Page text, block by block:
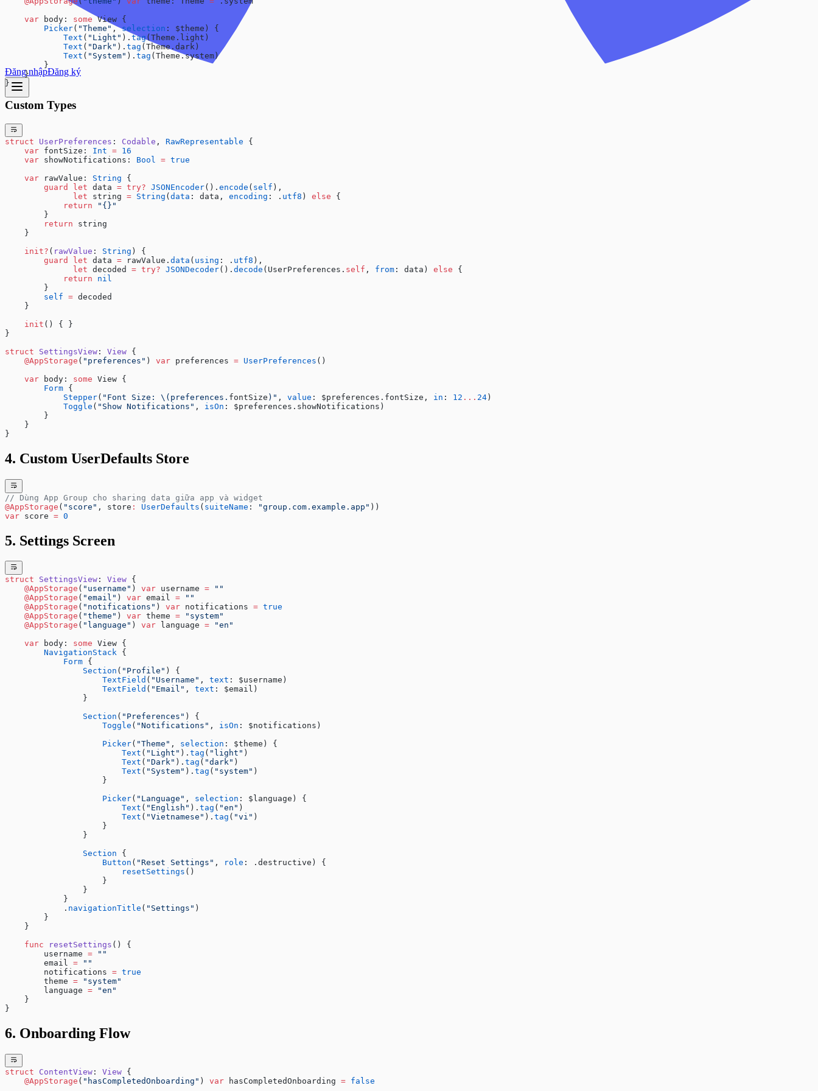
Đăng nhậpĐăng ký
    var
body: some View {
        Picker
( "Theme" , selection : $theme) {
            Text
( "Light" ). tag(Theme.light)
            Text
( "Dark" ). tag (Theme.dark)
            Text
( "System" ). tag (Theme.system)
        }
    }
}
Custom Types
struct UserPreferences : Codable , RawRepresentable {
    var
fontSize: Int = 16
    var
showNotifications: Bool = true
    var
rawValue: String {
        guard
let data = try? JSONEncoder(). encode ( self ),
              let
string = String ( data : data, encoding : . utf8 ) else {
            return
"{}"
        }
        return
string
    }
    init?
( rawValue : String ) {
        guard
let data = rawValue. data ( using : . utf8 ),
              let
decoded = try? JSONDecoder(). decode (UserPreferences. self , from : data) else {
            return
nil
        }
        self
= decoded
    }
    init
() { }
}
struct SettingsView : View {
    @AppStorage
( "preferences" ) var preferences = UserPreferences ()
    var
body: some View {
        Form
{
            Stepper
( "Font Size: \(preferences. fontSize ) " , value : $preferences.fontSize, in : 12 ... 24 )
            Toggle
( "Show Notifications" , isOn : $preferences.showNotifications)
        }
    }
}
4. Custom UserDefaults Store
// Dùng App Group cho sharing data giữa app và widget
@AppStorage ( "score" , store : UserDefaults ( suiteName : "group.com.example.app" ))
var score = 0
5. Settings Screen
struct SettingsView : View {
    @AppStorage
( "username" ) var username = ""
    @AppStorage
( "email" ) var email = ""
    @AppStorage
( "notifications" ) var notifications = true
    @AppStorage
( "theme" ) var theme = "system"
    @AppStorage
( "language" ) var language = "en"
    var
body: some View {
        NavigationStack
{
            Form
{
                Section
( "Profile" ) {
                    TextField
( "Username" , text : $username)
                    TextField
( "Email" , text : $email)
                }
                Section
( "Preferences" ) {
                    Toggle
( "Notifications" , isOn : $notifications)
                    Picker
( "Theme" , selection : $theme) {
                        Text
( "Light" ). tag ( "light" )
                        Text
( "Dark" ). tag ( "dark" )
                        Text
( "System" ). tag ( "system" )
                    }
                    Picker
( "Language" , selection : $language) {
                        Text
( "English" ). tag ( "en" )
                        Text
( "Vietnamese" ). tag ( "vi" )
                    }
                }
                Section
{
                    Button
( "Reset Settings" , role : .destructive) {
                        resetSettings
()
                    }
                }
            }
            .
navigationTitle ( "Settings" )
        }
    }
    func
resetSettings () {
        username
= ""
        email
= ""
        notifications
= true
        theme
= "system"
        language
= "en"
    }
}
6. Onboarding Flow
struct ContentView : View {
    @AppStorage
( "hasCompletedOnboarding" ) var hasCompletedOnboarding = false